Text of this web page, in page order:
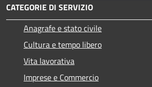
CATEGORIE DI SERVIZIO
Anagrafe e stato civile
Cultura e tempo libero
Vita lavorativa
Imprese e Commercio